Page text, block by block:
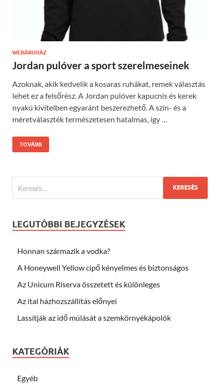
WEBÁRUHÁZ
Jordan pulóver a sport szerelmeseinek
Azoknak, akik kedvelik a kosaras ruhákat, remek választás
lehet ez a felsőrész. A Jordan pulóver kapucnis és kerek
nyakú kivitelben egyaránt beszerezhető. A szín- és a
méretválaszték természetesen hatalmas, így …
TOVÁBB
LEGUTÓBBI BEJEGYZÉSEK
Honnan származik a vodka?
A Honeywell Yellow cipő kényelmes és biztonságos
Az Unicum Riserva összetett és különleges
Az ital házhozszállítás előnyei
Lassítják az idő múlását a szemkörnyékápolók
KATEGÓRIÁK
Egyéb